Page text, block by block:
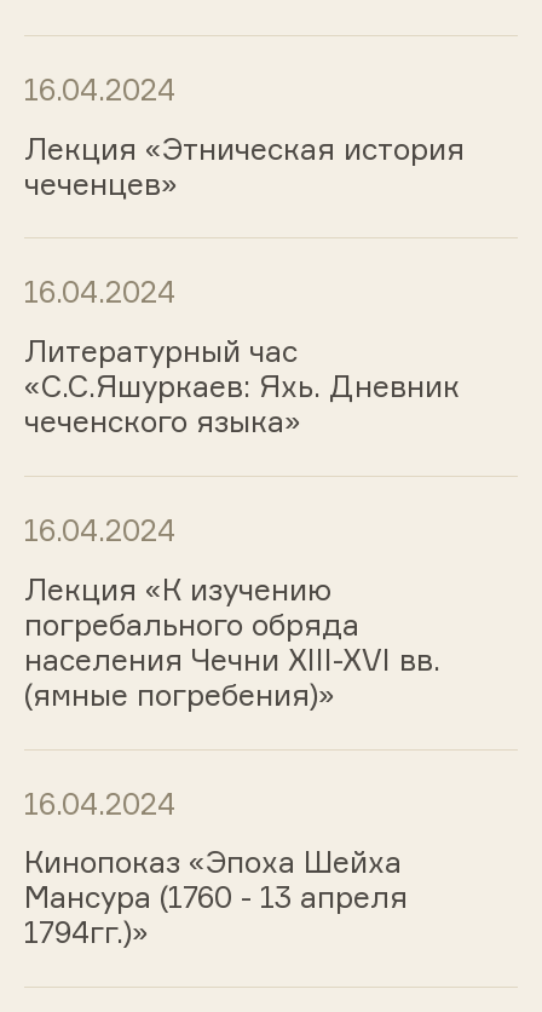
16.04.2024
Лекция «Этническая история
чеченцев»
16.04.2024
Литературный час
«С.С.Яшуркаев: Яхь. Дневник
чеченского языка»
16.04.2024
Лекция «К изучению
погребального обряда
населения Чечни XIII-XVI вв.
(ямные погребения)»
16.04.2024
Кинопоказ «Эпоха Шейха
Мансура (1760 - 13 апреля
1794гг.)»